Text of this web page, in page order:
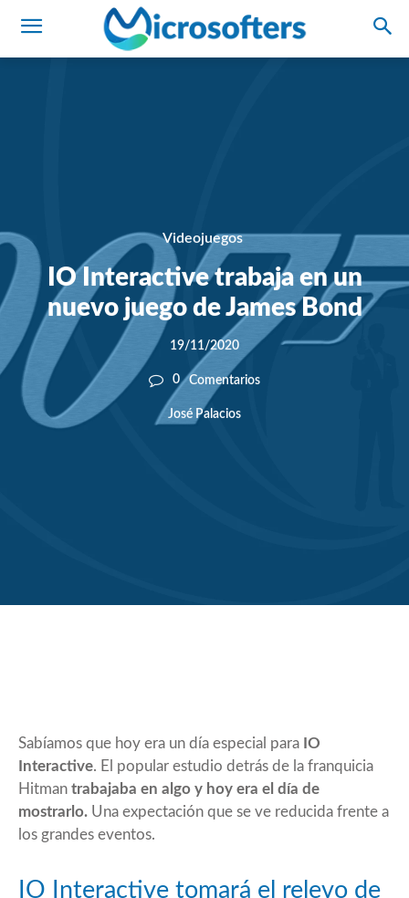
Videojuegos
IO Interactive trabaja en un
nuevo juego de James Bond
19/11/2020
0 Comentarios
José Palacios
Sabíamos que hoy era un día especial para IO
Interactive. El popular estudio detrás de la franquicia
Hitman trabajaba en algo y hoy era el día de
mostrarlo. Una expectación que se ve reducida frente a
los grandes eventos.
IO Interactive tomará el relevo de